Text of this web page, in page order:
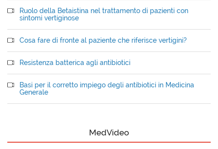
Ruolo della Betaistina nel trattamento di pazienti con
sintomi vertiginose
Cosa fare di fronte al paziente che riferisce vertigini?
Resistenza batterica agli antibiotici
Basi per il corretto impiego degli antibiotici in Medicina
Generale
MedVideo